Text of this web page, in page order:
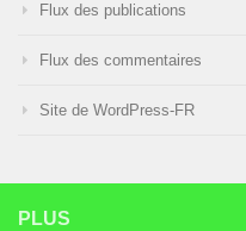
Flux des publications
Flux des commentaires
Site de WordPress-FR
PLUS